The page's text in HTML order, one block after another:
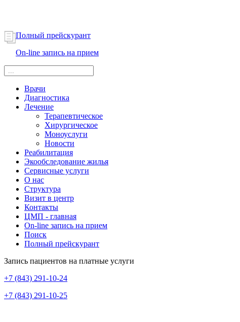
Полный прейскурант
On-line запись на прием
Врачи
Диагностика
Лечение
Терапевтическое
Хирургическое
Моноуслуги
Новости
Реабилитация
Экообследование жилья
Сервисные услуги
О нас
Структура
Визит в центр
Контакты
ЦМП - главная
On-line запись на прием
Поиск
Полный прейскурант
Запись пациентов на платные услуги
+7 (843) 291-10-24
+7 (843) 291-10-25